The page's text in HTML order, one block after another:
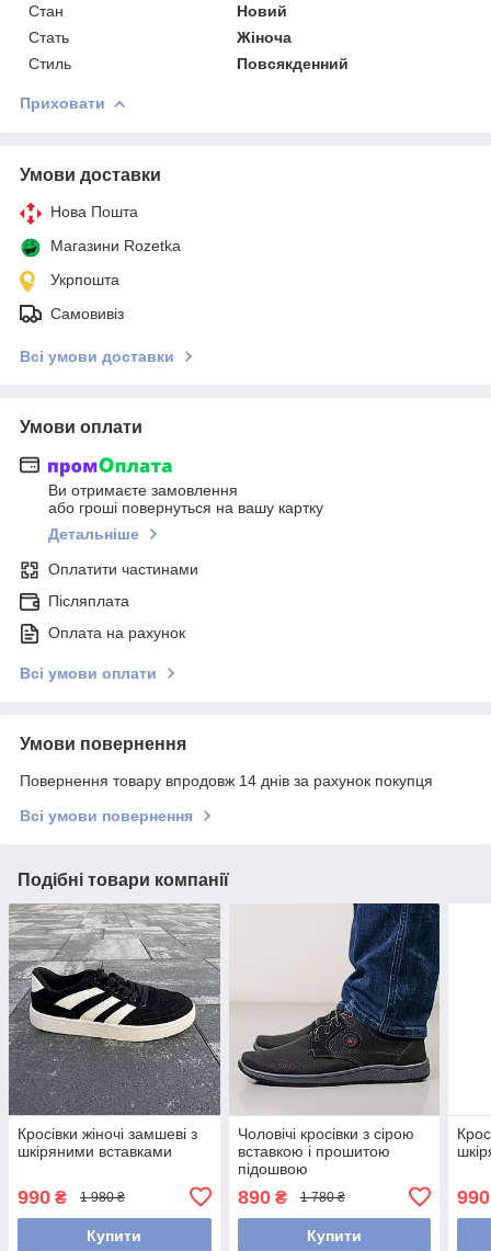
Стан
Новий
Стать
Жіноча
Стиль
Повсякденний
Приховати
Умови доставки
Нова Пошта
Магазини Rozetka
Укрпошта
Самовивіз
Всі умови доставки
Умови оплати
Ви отримаєте замовлення
або гроші повернуться на вашу картку
Детальніше
Оплатити частинами
Післяплата
Оплата на рахунок
Всі умови оплати
Умови повернення
Повернення товару впродовж 14 днів за рахунок покупця
Всі умови повернення
Подібні товари компанії
Кросівки жіночі замшеві з
шкіряними вставками
990 ₴ 1 980 ₴
Купити
Чоловічі кросівки з сірою
вставкою і прошитою
підошвою
890₴ 1 780 ₴
Купити
990